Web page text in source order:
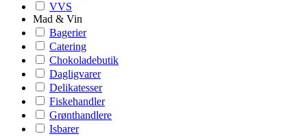
VVS
Mad & Vin
Bagerier
Catering
Chokoladebutik
Dagligvarer
Delikatesser
Fiskehandler
Grønthandlere
Isbarer